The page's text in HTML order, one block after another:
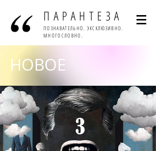
ПАРАНТЕЗА
ПОЗНАВАТЕЛЬНО. ЭКСКЛЮЗИВНО.
МНОГОСЛОВНО.
НОВОЕ